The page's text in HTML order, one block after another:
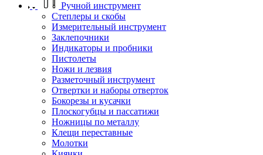
Ручной инструмент
Степлеры и скобы
Измерительный инструмент
Заклепочники
Индикаторы и пробники
Пистолеты
Ножи и лезвия
Разметочный инструмент
Отвертки и наборы отверток
Бокорезы и кусачки
Плоскогубцы и пассатижи
Ножницы по металлу
Клещи переставные
Молотки